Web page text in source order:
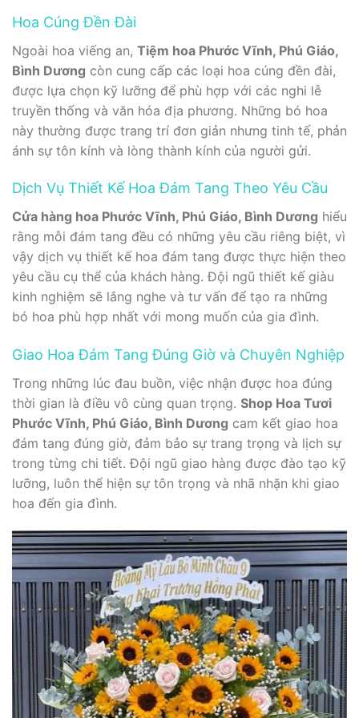
Hoa Cúng Đền Đài
Ngoài hoa viếng an, Tiệm hoa Phước Vĩnh, Phú Giáo,
Bình Dương còn cung cấp các loại hoa cúng đền đài,
được lựa chọn kỹ lưỡng để phù hợp với các nghi lễ
truyền thống và văn hóa địa phương. Những bó hoa
này thường được trang trí đơn giản nhưng tinh tế, phản
ánh sự tôn kính và lòng thành kính của người gửi.
Dịch Vụ Thiết Kế Hoa Đám Tang Theo Yêu Cầu
Cửa hàng hoa Phước Vĩnh, Phú Giáo, Bình Dương hiểu
rằng mỗi đám tang đều có những yêu cầu riêng biệt, vì
vậy dịch vụ thiết kế hoa đám tang được thực hiện theo
yêu cầu cụ thể của khách hàng. Đội ngũ thiết kế giàu
kinh nghiệm sẽ lắng nghe và tư vấn để tạo ra những
bó hoa phù hợp nhất với mong muốn của gia đình.
Giao Hoa Đám Tang Đúng Giờ và Chuyên Nghiệp
Trong những lúc đau buồn, việc nhận được hoa đúng
thời gian là điều vô cùng quan trọng. Shop Hoa Tươi
Phước Vĩnh, Phú Giáo, Bình Dương cam kết giao hoa
đám tang đúng giờ, đảm bảo sự trang trọng và lịch sự
trong từng chi tiết. Đội ngũ giao hàng được đào tạo kỹ
lưỡng, luôn thể hiện sự tôn trọng và nhã nhặn khi giao
hoa đến gia đình.